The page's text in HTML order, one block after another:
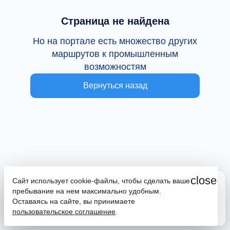
Страница не найдена
Но на портале есть множество других
маршрутов к промышленным
возможностям
Вернуться назад
close
Сайт использует cookie-файлы, чтобы сделать ваше
пребывание на нем максимально удобным.
Оставаясь на сайте, вы принимаете
пользовательское соглашение
Сайт находится в тестовой эксплуатации
В случае наличия ошибок или замечаний просим
сообщить на почтуpromportal@frpkk.ru
написать нам в чатилизаказать обратный звонок